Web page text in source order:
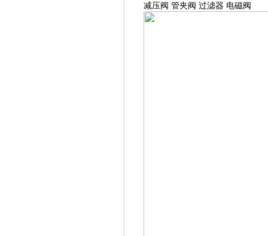
减压阀 管夹阀 过滤器 电磁阀